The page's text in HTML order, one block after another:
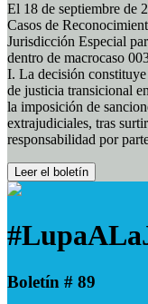
El 18 de septiembre de
Casos de
Jurisdicción Especial
dentro de macrocaso
I. La decisión
de justicia transicional
la imposición de
extrajudiciales, tras
responsabilidad por
Leer el boletín
Boletín # 89